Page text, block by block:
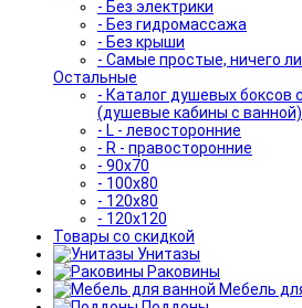
- Без электрики
- Без гидромассажа
- Без крыши
- Самые простые, ничего
Остальные
- Каталог душевых боксов
(душевые кабины с ванной)
- L - левосторонние
- R - правосторонние
- 90x70
- 100x80
- 120x80
- 120x120
Товары со скидкой
Унитазы
Раковины
Мебель